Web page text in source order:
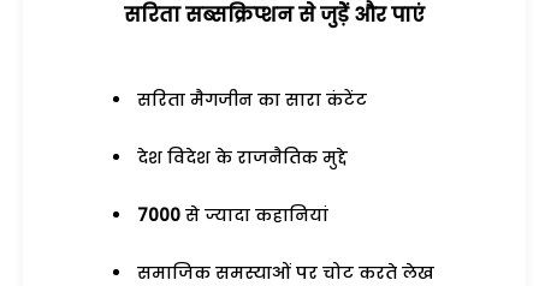
सरिता सब्सक्रिप्शन से जुड़ेें और पाएं
सरिता मैगजीन का सारा कंटेंट
देश विदेश के राजनैतिक मुद्दे
7000 से ज्यादा कहानियां
समाजिक समस्याओं पर चोट करते लेख